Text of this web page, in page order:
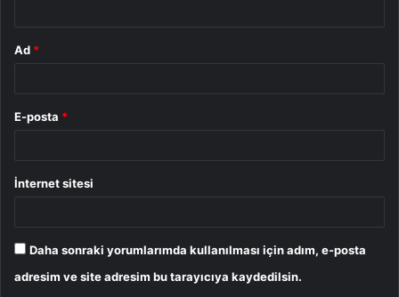
Ad *
E-posta *
İnternet sitesi
Daha sonraki yorumlarımda kullanılması için adım, e-posta
adresim ve site adresim bu tarayıcıya kaydedilsin.